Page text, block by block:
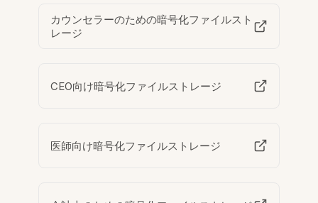
カウンセラーのための暗号化ファイルスト
レージ
CEO向け暗号化ファイルストレージ
医師向け暗号化ファイルストレージ